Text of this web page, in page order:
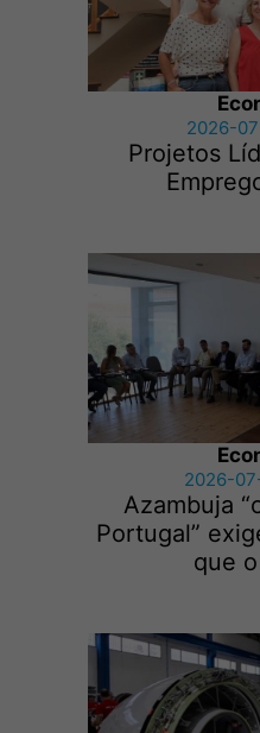
2026-
Projetos
2026-
Azambuja
Portugal”
que